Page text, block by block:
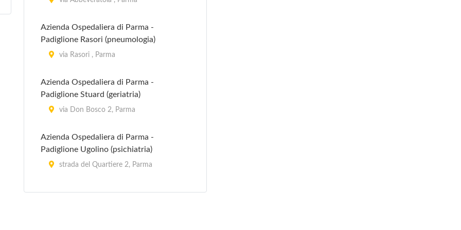
Azienda Ospedaliera di Parma -
Padiglione Rasori (pneumologia)
via Rasori , Parma
Azienda Ospedaliera di Parma -
Padiglione Stuard (geriatria)
via Don Bosco 2, Parma
Azienda Ospedaliera di Parma -
Padiglione Ugolino (psichiatria)
strada del Quartiere 2, Parma
Azienda Ospedaliera di Parma -